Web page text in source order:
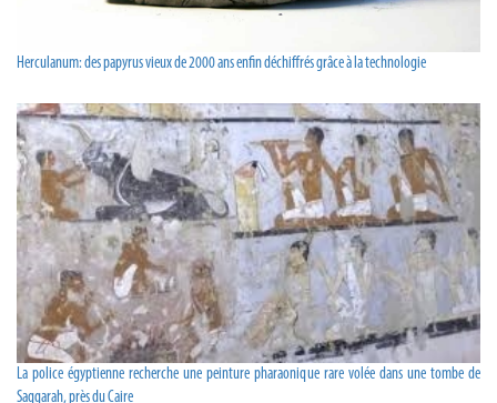
Herculanum: des papyrus vieux de 2000 ans enfin déchiffrés grâce à la technologie
La police égyptienne recherche une peinture pharaonique rare volée dans une tombe de
Saqqarah, près du Caire